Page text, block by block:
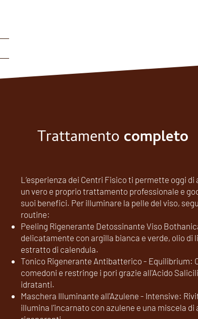
Trattamento completo
L’esperienza dei Centri Fisico ti permette oggi di
un vero e proprio trattamento professionale e
suoi benefici. Per illuminare la pelle del viso,
routine:
Peeling Rigenerante Detossinante Viso
delicatamente con argilla bianca e verde, olio di
estratto di calendula.
Tonico Rigenerante Antibatterico - Equilibrium:
comedoni e restringe i pori grazie all'Acido
idratanti.
Maschera Illuminante all'Azulene - Intensive:
illumina l'incarnato con azulene e una miscela di